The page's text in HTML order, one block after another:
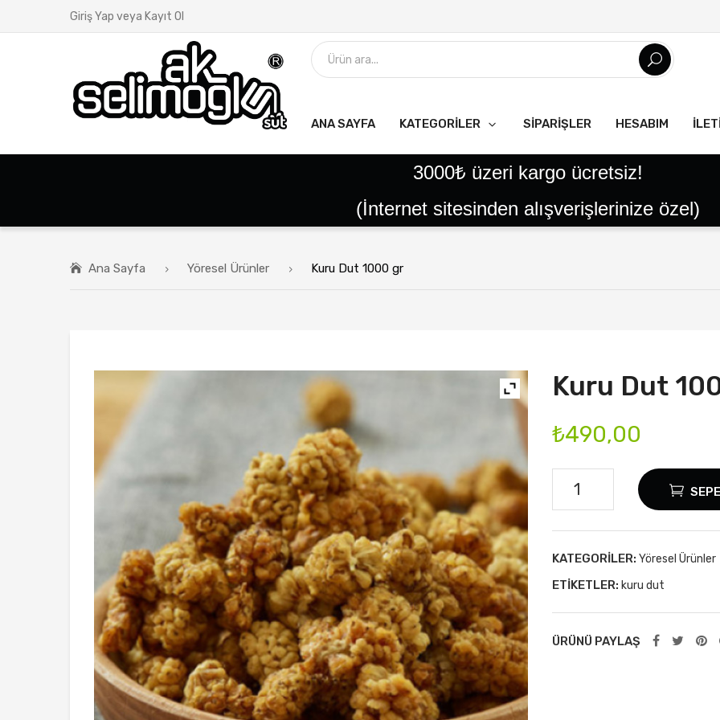
Giriş Yap veya Kayıt Ol
ANA SAYFA KATEGORILER SIPARIŞLER HESABIM
3000₺ üzeri kargo ücretsiz!
(İnternet sitesinden alışverişlerinize özel)
Ana Sayfa Yöresel Ürünler Kuru Dut 1000 gr
Kuru Dut
₺490,00
KATEGORILER: Yöresel Ürünler
ETIKETLER: kuru dut
ÜRÜNÜ PAYLAŞ